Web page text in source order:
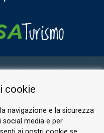
cookie
navigazione e la sicurezza
media e per